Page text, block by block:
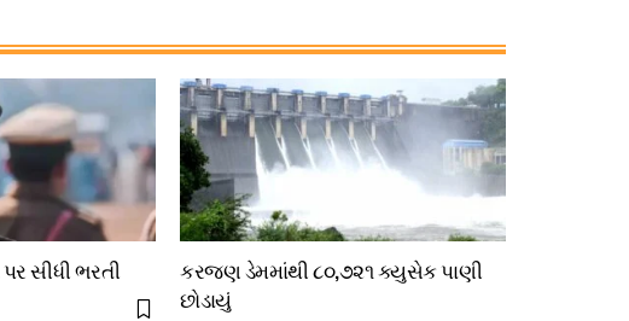
સીધી ભરતી
કરજણ ડેમમાંથી ૮૦,૭૨૧ ક્યુસેક પાણી
છોડાયું